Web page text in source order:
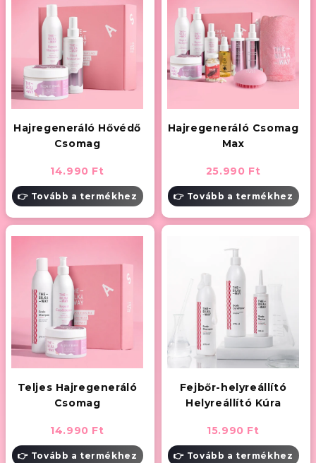
Hajregeneráló Hővédő
Csomag
14.990 Ft
👉 Tovább a termékhez
Hajregeneráló Csomag
Max
25.990 Ft
👉 Tovább a termékhez
Teljes Hajregeneráló
Csomag
14.990 Ft
👉 Tovább a termékhez
Fejbőr-helyreállító
Helyreállító Kúra
15.990 Ft
👉 Tovább a termékhez